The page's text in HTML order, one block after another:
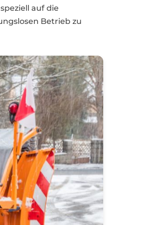
auf die
Betrieb zu